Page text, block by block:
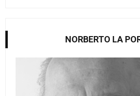
NORBERTO LA